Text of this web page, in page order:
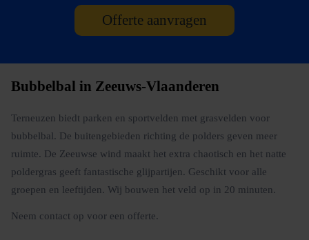
Offerte aanvragen
Bubbelbal in Zeeuws-Vlaanderen
Terneuzen biedt parken en sportvelden met grasvelden voor
bubbelbal. De buitengebieden richting de polders geven meer
ruimte. De Zeeuwse wind maakt het extra chaotisch en het natte
poldergras geeft fantastische glijpartijen. Geschikt voor alle
groepen en leeftijden. Wij bouwen het veld op in 20 minuten.
Neem contact op voor een offerte.